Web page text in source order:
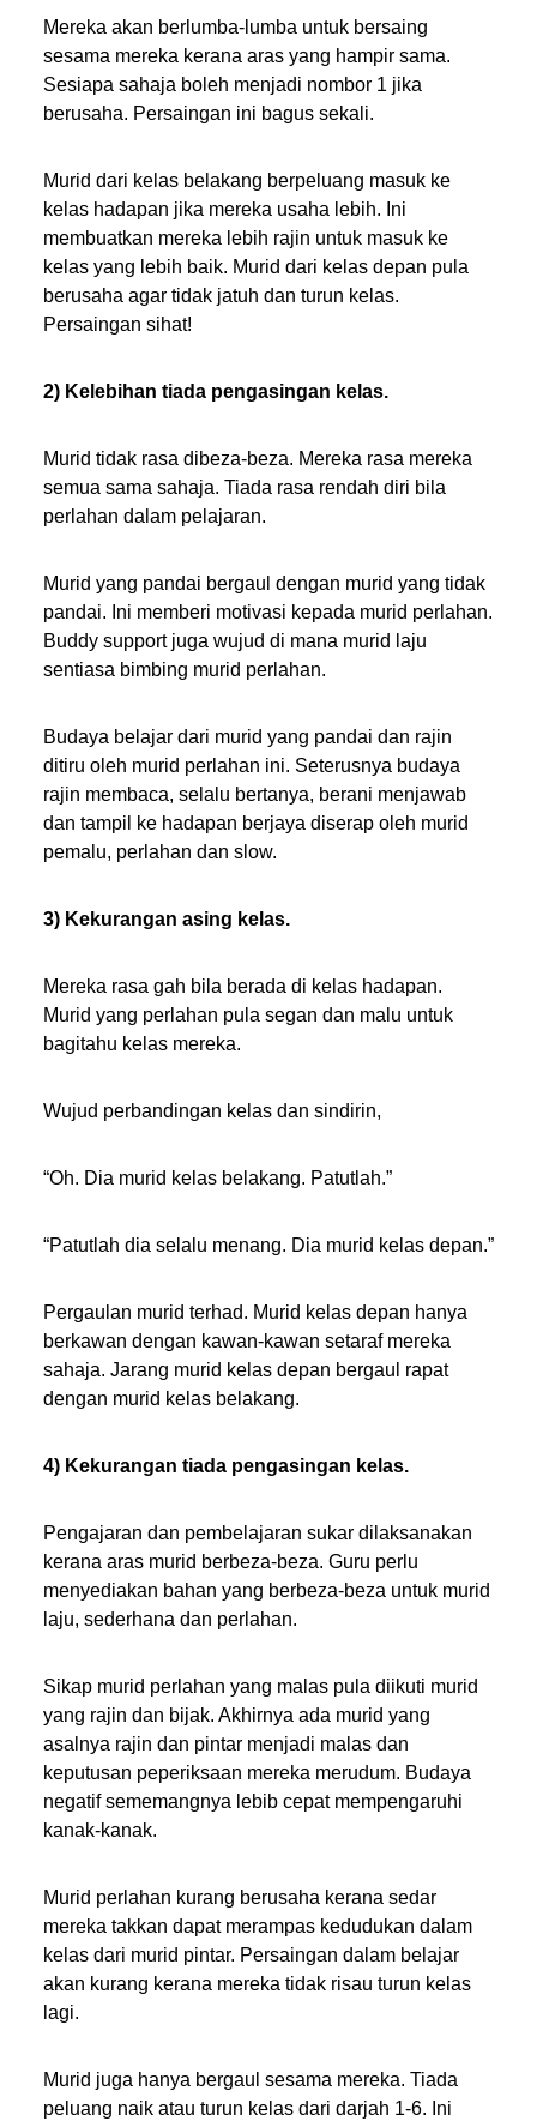
Mereka akan berlumba-lumba untuk bersaing
sesama mereka kerana aras yang hampir sama.
Sesiapa sahaja boleh menjadi nombor 1 jika
berusaha. Persaingan ini bagus sekali.
Murid dari kelas belakang berpeluang masuk ke
kelas hadapan jika mereka usaha lebih. Ini
membuatkan mereka lebih rajin untuk masuk ke
kelas yang lebih baik. Murid dari kelas depan pula
berusaha agar tidak jatuh dan turun kelas.
Persaingan sihat!
2) Kelebihan tiada pengasingan kelas.
Murid tidak rasa dibeza-beza. Mereka rasa mereka
semua sama sahaja. Tiada rasa rendah diri bila
perlahan dalam pelajaran.
Murid yang pandai bergaul dengan murid yang tidak
pandai. Ini memberi motivasi kepada murid perlahan.
Buddy support juga wujud di mana murid laju
sentiasa bimbing murid perlahan.
Budaya belajar dari murid yang pandai dan rajin
ditiru oleh murid perlahan ini. Seterusnya budaya
rajin membaca, selalu bertanya, berani menjawab
dan tampil ke hadapan berjaya diserap oleh murid
pemalu, perlahan dan slow.
3) Kekurangan asing kelas.
Mereka rasa gah bila berada di kelas hadapan.
Murid yang perlahan pula segan dan malu untuk
bagitahu kelas mereka.
Wujud perbandingan kelas dan sindirin,
“Oh. Dia murid kelas belakang. Patutlah.”
“Patutlah dia selalu menang. Dia murid kelas depan.”
Pergaulan murid terhad. Murid kelas depan hanya
berkawan dengan kawan-kawan setaraf mereka
sahaja. Jarang murid kelas depan bergaul rapat
dengan murid kelas belakang.
4) Kekurangan tiada pengasingan kelas.
Pengajaran dan pembelajaran sukar dilaksanakan
kerana aras murid berbeza-beza. Guru perlu
menyediakan bahan yang berbeza-beza untuk murid
laju, sederhana dan perlahan.
Sikap murid perlahan yang malas pula diikuti murid
yang rajin dan bijak. Akhirnya ada murid yang
asalnya rajin dan pintar menjadi malas dan
keputusan peperiksaan mereka merudum. Budaya
negatif sememangnya lebib cepat mempengaruhi
kanak-kanak.
Murid perlahan kurang berusaha kerana sedar
mereka takkan dapat merampas kedudukan dalam
kelas dari murid pintar. Persaingan dalam belajar
akan kurang kerana mereka tidak risau turun kelas
lagi.
Murid juga hanya bergaul sesama mereka. Tiada
peluang naik atau turun kelas dari darjah 1-6. Ini